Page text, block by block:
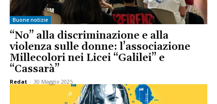
Buone notizie
“No” alla discriminazione e alla
violenza sulle donne: l’associazione
Millecolori nei Licei “Galilei” e
“Cassarà”
Redat - 30 Maggio 2025